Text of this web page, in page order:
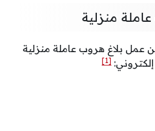
منزلية
عمل بلاغ هروب عاملة منزلية
[1]